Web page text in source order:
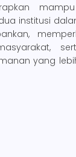
mampu
institusi
yang